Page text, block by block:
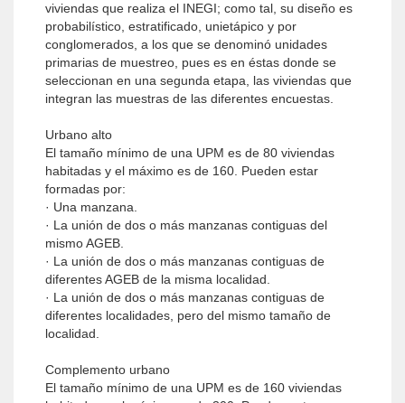
viviendas que realiza el INEGI; como tal, su diseño es
probabilístico, estratificado, unietápico y por
conglomerados, a los que se denominó unidades
primarias de muestreo, pues es en éstas donde se
seleccionan en una segunda etapa, las viviendas que
integran las muestras de las diferentes encuestas.
Urbano alto
El tamaño mínimo de una UPM es de 80 viviendas
habitadas y el máximo es de 160. Pueden estar
formadas por:
· Una manzana.
· La unión de dos o más manzanas contiguas del
mismo AGEB.
· La unión de dos o más manzanas contiguas de
diferentes AGEB de la misma localidad.
· La unión de dos o más manzanas contiguas de
diferentes localidades, pero del mismo tamaño de
localidad.
Complemento urbano
El tamaño mínimo de una UPM es de 160 viviendas